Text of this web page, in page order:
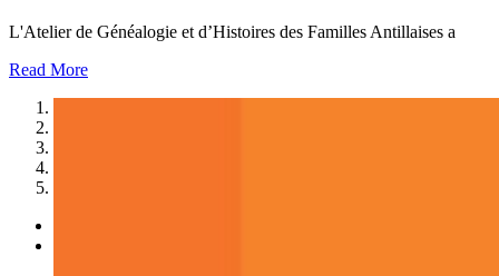
L'Atelier de Généalogie et d’Histoires des Familles Antillaises a
Read More